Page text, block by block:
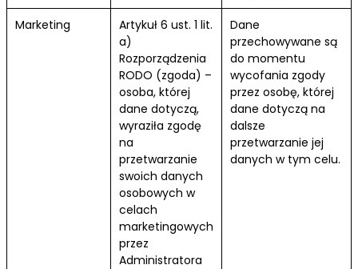
Marketing
Artykuł 6 ust. 1 lit.
a)
Rozporządzenia
RODO (zgoda) –
osoba, której
dane dotyczą,
wyraziła zgodę
na
przetwarzanie
swoich danych
osobowych w
celach
marketingowych
przez
Administratora
Dane
przechowywane są
do momentu
wycofania zgody
przez osobę, której
dane dotyczą na
dalsze
przetwarzanie jej
danych w tym celu.